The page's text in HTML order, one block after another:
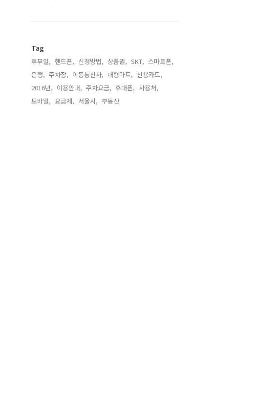
Tag
휴무일, 핸드폰, 신청방법, 상품권, SKT, 스마트폰,
은행, 주차장, 이동통신사, 대형마트, 신용카드,
2016년, 이용안내, 주차요금, 휴대폰, 사용처,
모바일, 요금제, 서울시, 부동산,